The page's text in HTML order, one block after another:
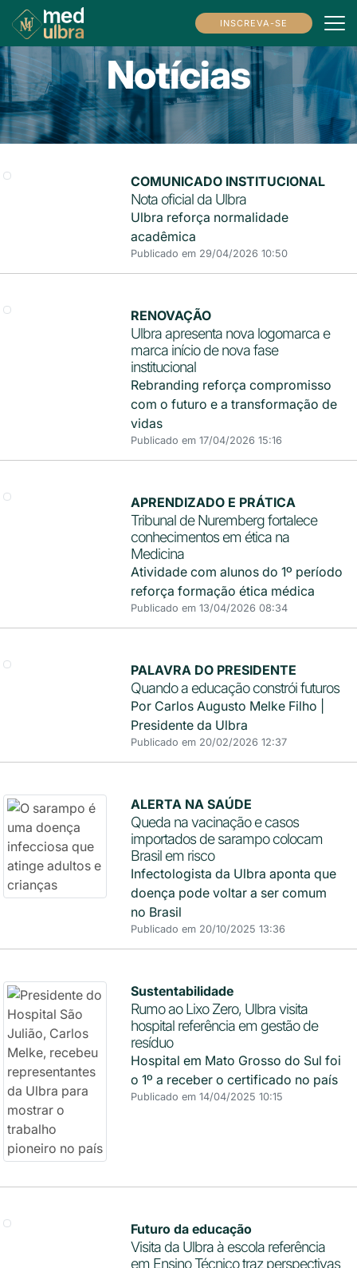
INSCREVA-SE
Notícias
COMUNICADO INSTITUCIONAL
Nota oficial da Ulbra
Ulbra reforça normalidade
acadêmica
Publicado em 29/04/2026 10:50
RENOVAÇÃO
Ulbra apresenta nova logomarca e
marca início de nova fase
institucional
Rebranding reforça compromisso
com o futuro e a transformação de
vidas
Publicado em 17/04/2026 15:16
APRENDIZADO E PRÁTICA
Tribunal de Nuremberg fortalece
conhecimentos em ética na
Medicina
Atividade com alunos do 1º período
reforça formação ética médica
Publicado em 13/04/2026 08:34
PALAVRA DO PRESIDENTE
Quando a educação constrói futuros
Por Carlos Augusto Melke Filho |
Presidente da Ulbra
Publicado em 20/02/2026 12:37
ALERTA NA SAÚDE
Queda na vacinação e casos
importados de sarampo colocam
Brasil em risco
Infectologista da Ulbra aponta que
doença pode voltar a ser comum
no Brasil
Publicado em 20/10/2025 13:36
Sustentabilidade
Rumo ao Lixo Zero, Ulbra visita
hospital referência em gestão de
resíduo
Hospital em Mato Grosso do Sul foi
o 1º a receber o certificado no país
Publicado em 14/04/2025 10:15
Futuro da educação
Visita da Ulbra à escola referência
em Ensino Técnico traz perspectivas